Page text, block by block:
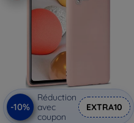
-10%
Réduction
avec
coupon
EXTRA10